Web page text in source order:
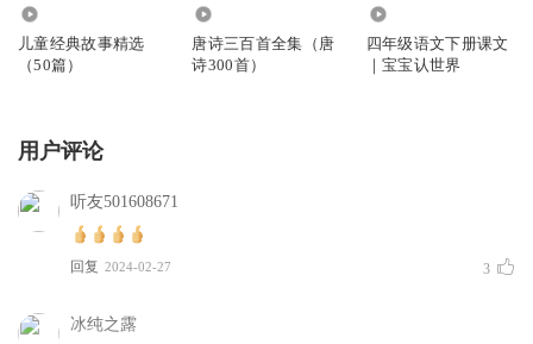
儿童经典故事精选
（50篇）
唐诗三百首全集（唐
诗300首）
四年级语文下册课文
｜宝宝认世界
用户评论
听友501608671
回复 2024-02-27 3
冰纯之露